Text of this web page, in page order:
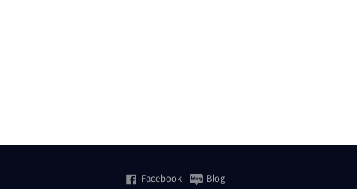
Facebook Blog